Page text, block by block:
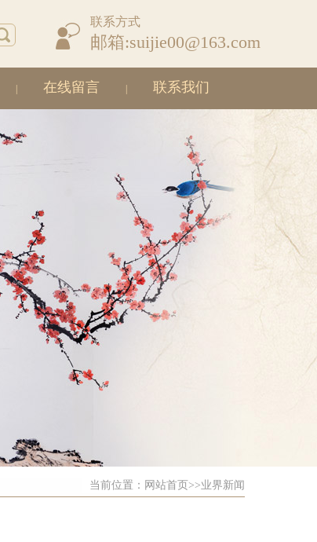
联系方式
邮箱:suijie00@163.com
在线留言 联系我们
当前位置： 网站首页 >>业界新闻